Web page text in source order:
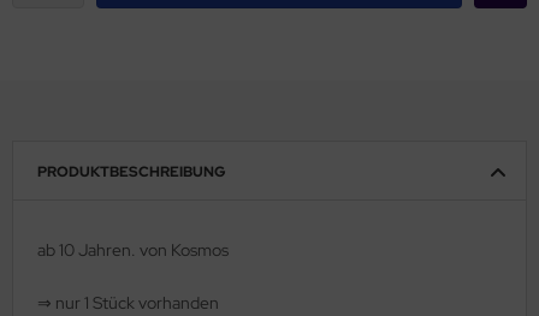
PRODUKTBESCHREIBUNG
ab 10 Jahren. von Kosmos
⇒ nur 1 Stück vorhanden